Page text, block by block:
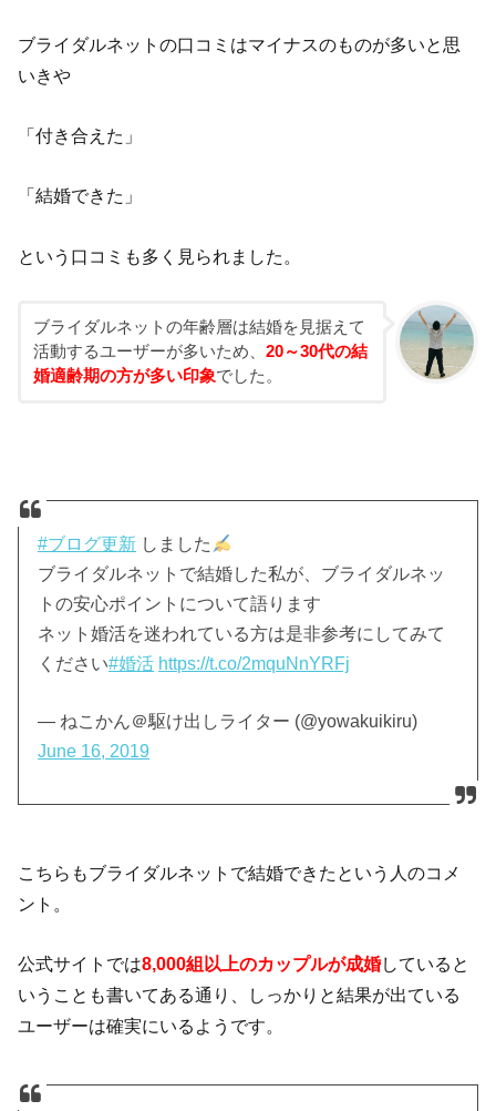
ブライダルネットの口コミはマイナスのものが多いと思
いきや
「付き合えた」
「結婚できた」
という口コミも多く見られました。
ブライダルネットの年齢層は結婚を見据えて
活動するユーザーが多いため、 20～30代の結
婚適齢期の方が多い印象でした。
#ブログ更新 しました
ブライダルネットで結婚した私が、ブライダルネッ
トの安心ポイントについて語ります
ネット婚活を迷われている方は是非参考にしてみて
ください#婚活 https://t.co/2mquNnYRFj
— ねこかん＠駆け出しライター (@yowakuikiru)
June 16, 2019
こちらもブライダルネットで結婚できたという人のコメ
ント。
公式サイトでは8,000組以上のカップルが成婚していると
いうことも書いてある通り、しっかりと結果が出ている
ユーザーは確実にいるようです。